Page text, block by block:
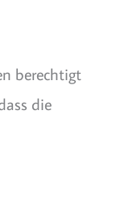
berechtigt
die